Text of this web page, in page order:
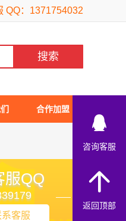
QQ：1371754032
合作加盟
服QQ
客服
咨询客服
返回顶部